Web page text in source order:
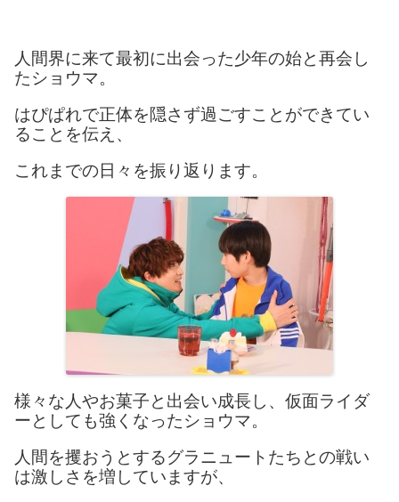
人間界に来て最初に出会った少年の始と再会し
たショウマ。
はぴぱれで正体を隠さず過ごすことができてい
ることを伝え、
これまでの日々を振り返ります。
様々な人やお菓子と出会い成長し、仮面ライダ
ーとしても強くなったショウマ。
人間を攫おうとするグラニュートたちとの戦い
は激しさを増していますが、